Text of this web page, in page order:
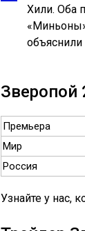
Хили. Оба
Зверопой
Премьера
Мир
Россия
Узнайте у нас,